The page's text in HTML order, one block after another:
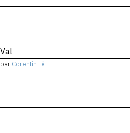
Val
par Corentin Lê